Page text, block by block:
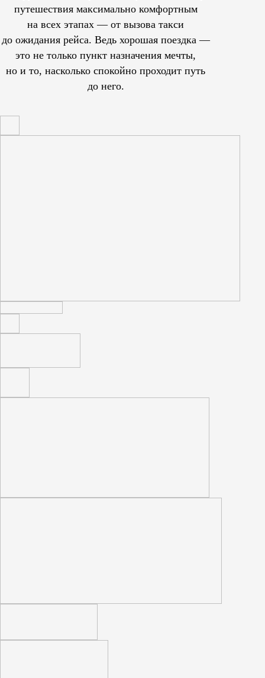
путешествия максимально комфортным
на всех этапах — от вызова такси
до ожидания рейса. Ведь хорошая поездка —
это не только пункт назначения мечты,
но и то, насколько спокойно проходит путь
до него.